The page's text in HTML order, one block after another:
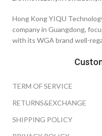
Hong Kong YIQU
company in Guangdong,
with its WGA brand well-
TERM OF SERVICE
RETURNS&EXCHANGE
SHIPPING POLICY